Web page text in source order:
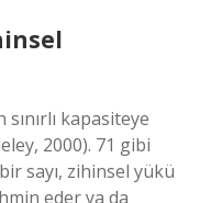
kapasiteye
2000). 71 gibi
sayı, zihinsel yükü
eder ya da